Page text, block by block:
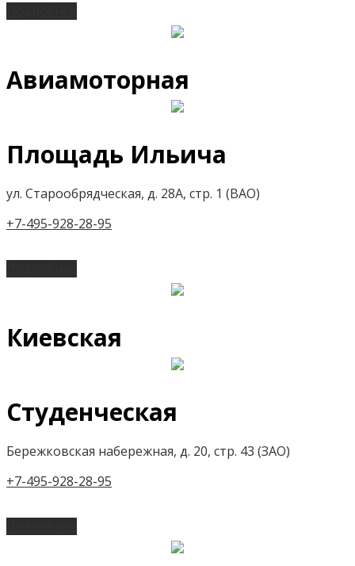
Авиамоторная
Площадь Ильича
ул. Старообрядческая, д. 28А, стр. 1 (ВАО)
+7-495-928-28-95
Киевская
Студенческая
Бережковская набережная, д. 20, стр. 43 (ЗАО)
+7-495-928-28-95